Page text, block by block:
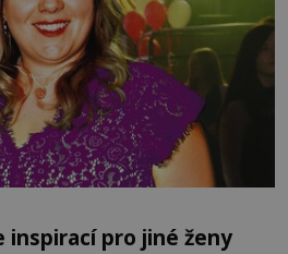
inspirací pro jiné ženy